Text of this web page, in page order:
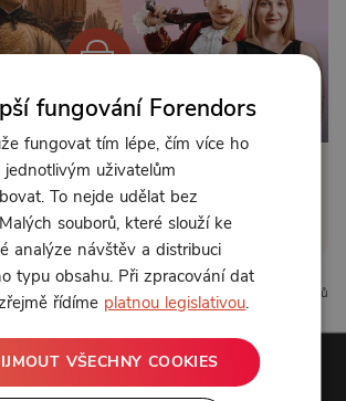
Od 150 Kč měsíčně
Klikněte pro odemčení
nebo sepřihlaste
37 líbí 4 komentářů
fungování Forendors
fungovat tím lépe, čím více ho
jednotlivým uživatelům
To nejde udělat bez
souborů, které slouží ke
analýze návštěv a distribuci
typu obsahu. Při zpracování dat
řídíme platnou legislativou.
VŠECHNY COOKIES